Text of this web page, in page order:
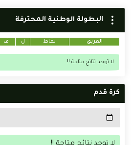
البطولة الوطنية المحترفة
الفريق نقاط ل ف
لا توجد نتائج متاحة !!
كرة قدم